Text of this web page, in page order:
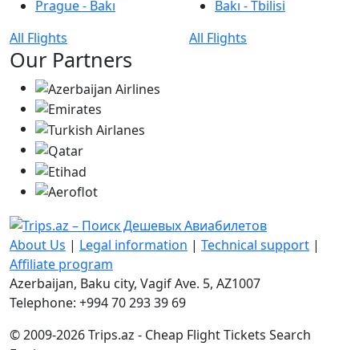
Prague - Bakı
All Flights
Bakı - Tbilisi
All Flights
Our Partners
About Us | Legal information | Technical support |
Affiliate program
Azerbaijan, Baku city, Vagif Ave. 5, AZ1007
Telephone: +994 70 293 39 69
© 2009-2026 Trips.az - Cheap Flight Tickets Search